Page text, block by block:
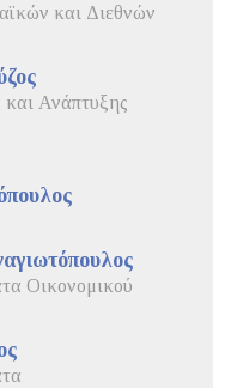
και Διεθνών
Ανάπτυξης
Οικονομικού